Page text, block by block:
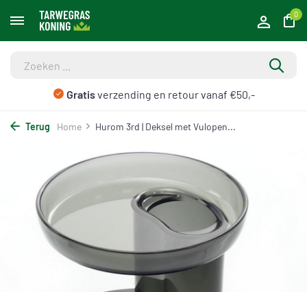
0
Gratisverzending en retour vanaf €50,-
Terug Home Hurom 3rd | Deksel met Vulopen...